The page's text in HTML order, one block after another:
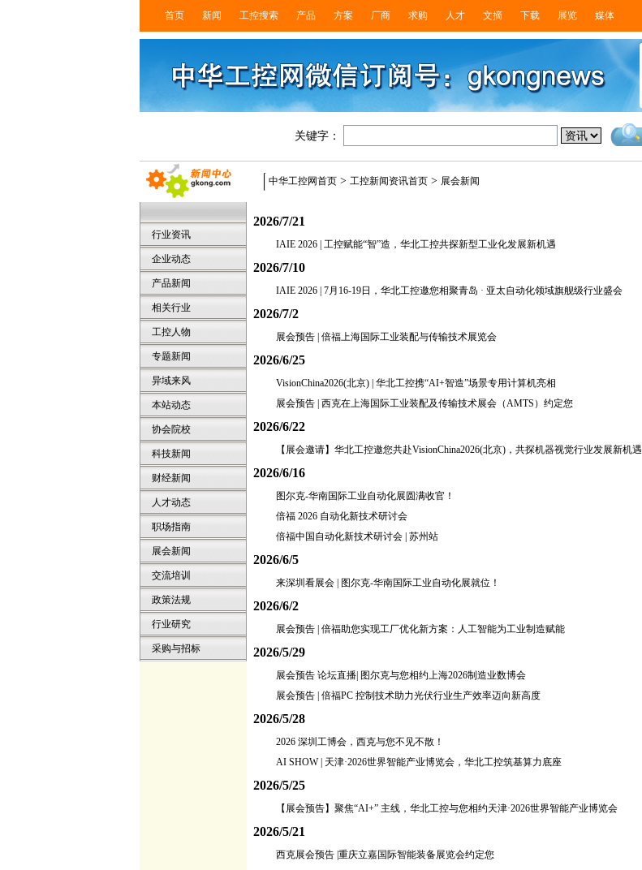
首页 新闻 工控搜索 产品 方案 厂商 求购 人才 文摘 下载 展览 媒体
关键字：
中华工控网首页 > 工控新闻资讯首页 > 展会新闻
行业资讯
企业动态
产品新闻
相关行业
工控人物
专题新闻
异域来风
本站动态
协会院校
科技新闻
财经新闻
人才动态
职场指南
展会新闻
交流培训
政策法规
行业研究
采购与招标
2026/7/21
IAIE 2026 | 工控赋能“智”造，华北工控共探新型工业化发展新机遇
2026/7/10
IAIE 2026 | 7月16-19日，华北工控邀您相聚青岛 · 亚太自动化领域旗舰级行业盛会
2026/7/2
展会预告 | 倍福上海国际工业装配与传输技术展览会
2026/6/25
VisionChina2026(北京) | 华北工控携“AI+智造”场景专用计算机亮相
展会预告 | 西克在上海国际工业装配及传输技术展会（AMTS）约定您
2026/6/22
【展会邀请】华北工控邀您共赴VisionChina2026(北京)，共探机器视觉行业发展新机遇
2026/6/16
图尔克-华南国际工业自动化展圆满收官！
倍福 2026 自动化新技术研讨会
倍福中国自动化新技术研讨会 | 苏州站
2026/6/5
来深圳看展会 | 图尔克-华南国际工业自动化展就位！
2026/6/2
展会预告 | 倍福助您实现工厂优化新方案：人工智能为工业制造赋能
2026/5/29
展会预告 论坛直播| 图尔克与您相约上海2026制造业数博会
展会预告 | 倍福PC 控制技术助力光伏行业生产效率迈向新高度
2026/5/28
2026 深圳工博会，西克与您不见不散！
AI SHOW | 天津·2026世界智能产业博览会，华北工控筑基算力底座
2026/5/25
【展会预告】聚焦“AI+” 主线，华北工控与您相约天津·2026世界智能产业博览会
2026/5/21
西克展会预告 |重庆立嘉国际智能装备展览会约定您